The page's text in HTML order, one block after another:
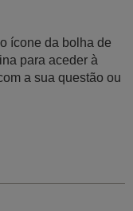
ícone da bolha de
para aceder à
a sua questão ou